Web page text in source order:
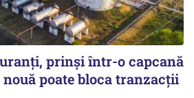
prinși într-o capcană
poate bloca tranzacții